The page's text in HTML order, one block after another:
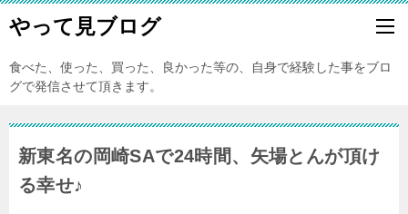
やって見ブログ
食べた、使った、買った、良かった等の、自身で経験した事をブロ
グで発信させて頂きます。
新東名の岡崎SAで24時間、矢場とんが頂け
る幸せ♪